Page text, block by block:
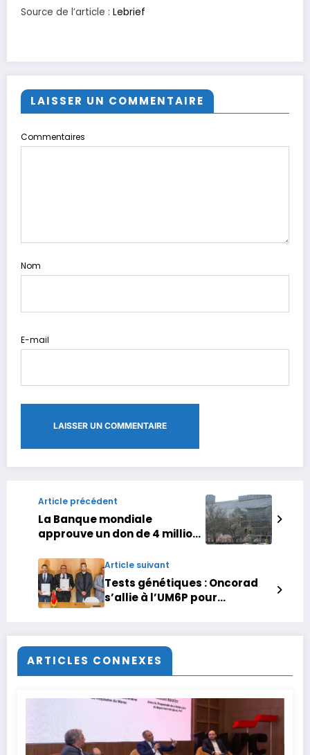
Source de l’article : Lebrief
LAISSER UN COMMENTAIRE
Commentaires
Nom
E-mail
Article précédent
La Banque mondiale
approuve un don de 4 millions
résilience climatique au
Maroc
Article suivant
Tests génétiques : Oncorad
s’allie à l’UM6P pour
ARTICLES CONNEXES